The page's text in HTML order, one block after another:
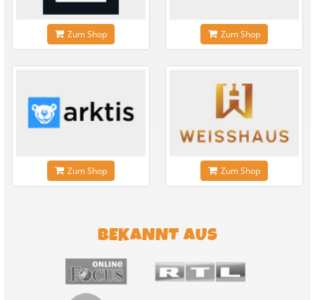
Zum Shop Zum Shop
Zum Shop Zum Shop
BEKANNT AUS